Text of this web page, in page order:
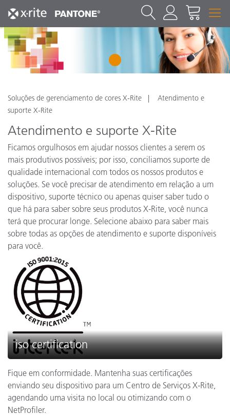
1
Soluções de gerenciamento de cores X-Rite
Atendimento e
suporte X-Rite
Atendimento e suporte X-Rite
Ficamos orgulhosos em ajudar nossos clientes a serem os
mais produtivos possíveis; por isso, conciliamos suporte de
qualidade internacional com todos os nossos produtos e
soluções. Se você precisar de atendimento em relação a um
dispositivo, suporte técnico ou apenas quiser saber tudo o
que há para saber sobre seus produtos X-Rite, você nunca
terá que procurar longe. Selecione abaixo para saber mais
sobre todas as opções de atendimento e suporte disponíveis
para você.
iso certification
Fique em conformidade. Mantenha suas certificações
enviando seu dispositivo para um Centro de Serviços X-Rite,
agendando uma visita no local ou otimizando com o
NetProfiler.